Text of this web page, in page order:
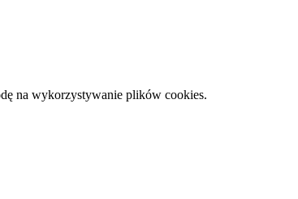
na wykorzystywanie plików cookies.